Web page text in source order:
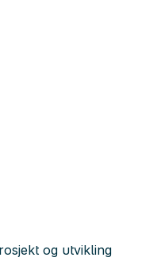
og utvikling